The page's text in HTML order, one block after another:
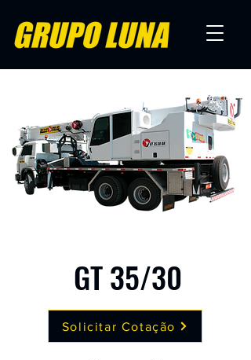
GT 35/30
Solicitar Cotação